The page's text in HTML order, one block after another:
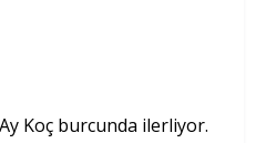
Koç burcunda ilerliyor.